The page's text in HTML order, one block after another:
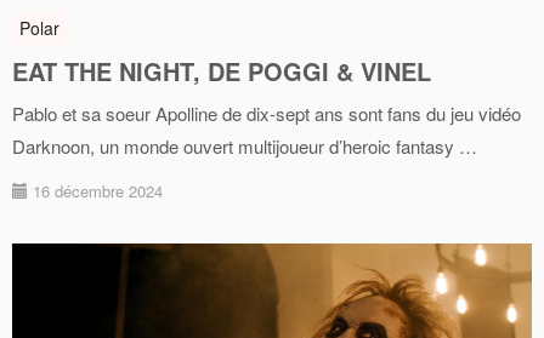
Polar
EAT THE NIGHT, DE POGGI & VINEL
Pablo et sa soeur Apolline de dix-sept ans sont fans du jeu vidéo
Darknoon, un monde ouvert multijoueur d’heroic fantasy …
16 décembre 2024